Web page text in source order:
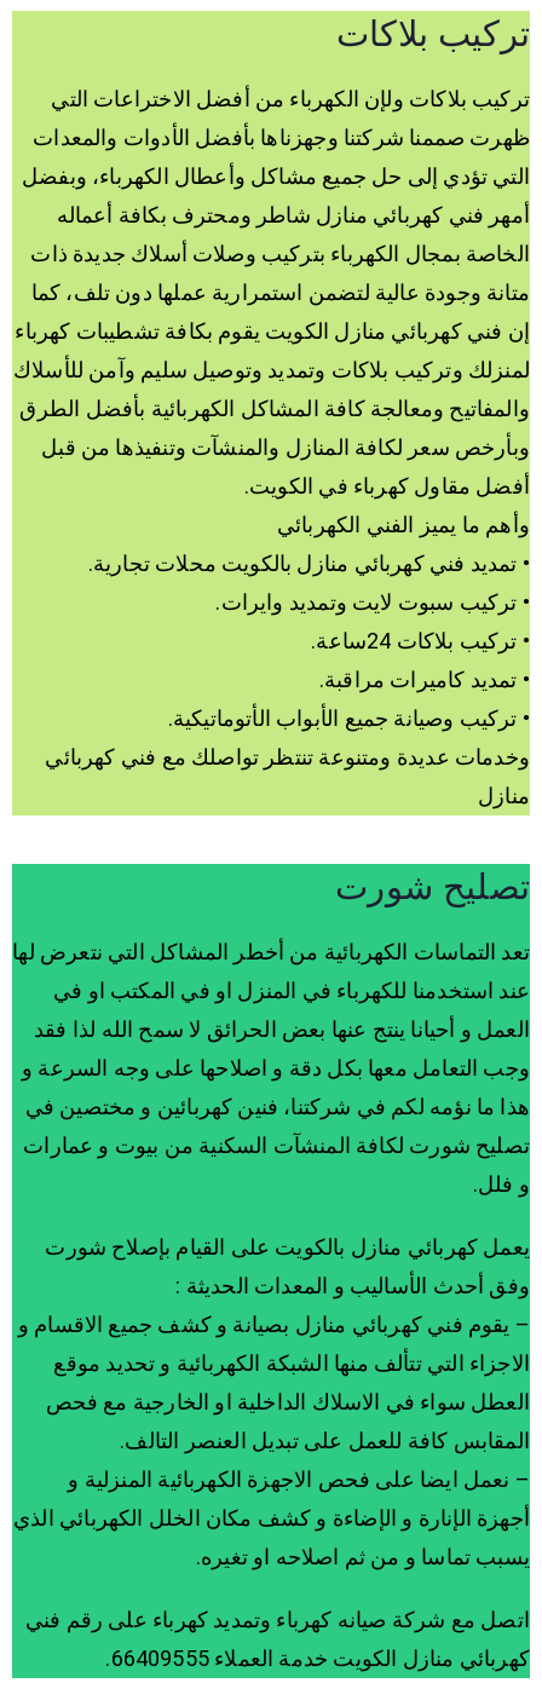
تركيب بلاكات
تركيب بلاكات ولإن الكهرباء من أفضل الاختراعات التي
ظهرت صممنا شركتنا وجهزناها بأفضل الأدوات والمعدات
التي تؤدي إلى حل جميع مشاكل وأعطال الكهرباء، وبفضل
أمهر فني كهربائي منازل شاطر ومحترف بكافة أعماله
الخاصة بمجال الكهرباء بتركيب وصلات أسلاك جديدة ذات
متانة وجودة عالية لتضمن استمرارية عملها دون تلف، كما
إن فني كهربائي منازل الكويت يقوم بكافة تشطيبات كهرباء
لمنزلك وتركيب بلاكات وتمديد وتوصيل سليم وآمن للأسلاك
والمفاتيح ومعالجة كافة المشاكل الكهربائية بأفضل الطرق
وبأرخص سعر لكافة المنازل والمنشآت وتنفيذها من قبل
أفضل مقاول كهرباء في الكويت.
وأهم ما يميز الفني الكهربائي
• تمديد فني كهربائي منازل بالكويت محلات تجارية.
• تركيب سبوت لايت وتمديد وايرات.
• تركيب بلاكات 24ساعة.
• تمديد كاميرات مراقبة.
• تركيب وصيانة جميع الأبواب الأتوماتيكية.
وخدمات عديدة ومتنوعة تنتظر تواصلك مع فني كهربائي
منازل
تصليح شورت
تعد التماسات الكهربائية من أخطر المشاكل التي نتعرض لها
عند استخدمنا للكهرباء في المنزل او في المكتب او في
العمل و أحيانا ينتج عنها بعض الحرائق لا سمح الله لذا فقد
وجب التعامل معها بكل دقة و اصلاحها على وجه السرعة و
هذا ما نؤمه لكم في شركتنا، فنين كهربائين و مختصين في
تصليح شورت لكافة المنشآت السكنية من بيوت و عمارات
و فلل.
يعمل كهربائي منازل بالكويت على القيام بإصلاح شورت
وفق أحدث الأساليب و المعدات الحديثة :
– يقوم فني كهربائي منازل بصيانة و كشف جميع الاقسام و
الاجزاء التي تتألف منها الشبكة الكهربائية و تحديد موقع
العطل سواء في الاسلاك الداخلية او الخارجية مع فحص
المقابس كافة للعمل على تبديل العنصر التالف.
– نعمل ايضا على فحص الاجهزة الكهربائية المنزلية و
أجهزة الإنارة و الإضاءة و كشف مكان الخلل الكهربائي الذي
يسبب تماسا و من ثم اصلاحه او تغيره.
اتصل مع شركة صيانه كهرباء وتمديد كهرباء على رقم فني
كهربائي منازل الكويت خدمة العملاء 66409555.